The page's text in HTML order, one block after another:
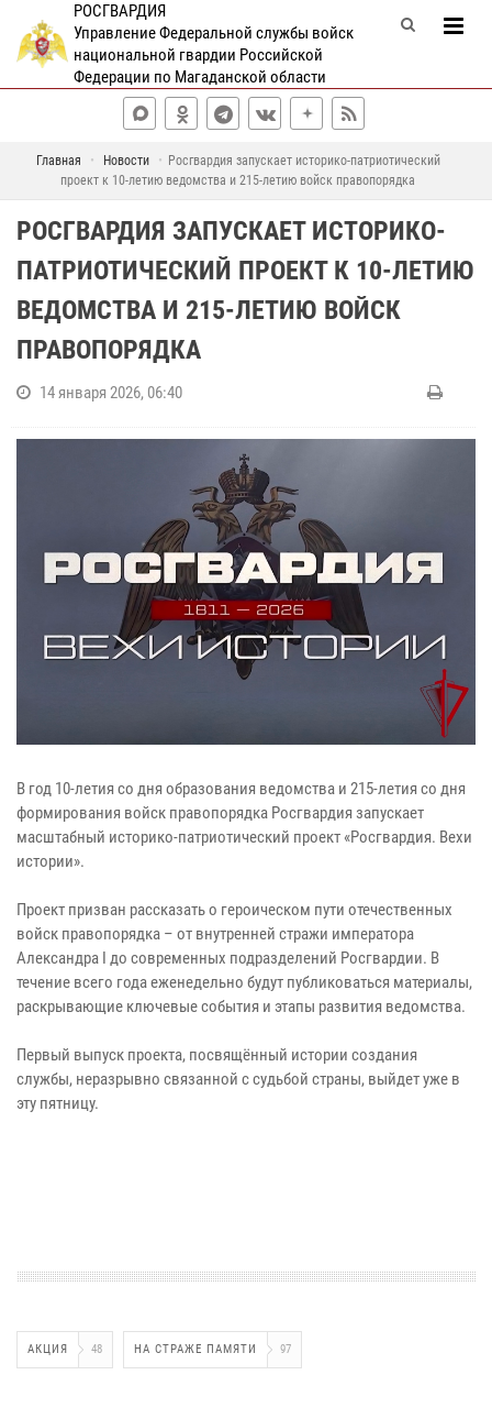
РОСГВАРДИЯ
Управление Федеральной службы войск
национальной гвардии Российской
Федерации по Магаданской области
Главная Новости
Росгвардия запускает историко-патриотический
проект к 10-летию ведомства и 215-летию войск правопорядка
РОСГВАРДИЯ ЗАПУСКАЕТ ИСТОРИКО-
ПАТРИОТИЧЕСКИЙ ПРОЕКТ К 10-ЛЕТИЮ
ВЕДОМСТВА И 215-ЛЕТИЮ ВОЙСК
ПРАВОПОРЯДКА
14 января 2026, 06:40
В год 10-летия со дня образования ведомства и 215-летия со дня
формирования войск правопорядка Росгвардия запускает
масштабный историко-патриотический проект «Росгвардия. Вехи
истории».
Проект призван рассказать о героическом пути отечественных
войск правопорядка – от внутренней стражи императора
Александра I до современных подразделений Росгвардии. В
течение всего года еженедельно будут публиковаться материалы,
раскрывающие ключевые события и этапы развития ведомства.
Первый выпуск проекта, посвящённый истории создания
службы, неразрывно связанной с судьбой страны, выйдет уже в
эту пятницу.
АКЦИЯ 48 НА СТРАЖЕ ПАМЯТИ 97